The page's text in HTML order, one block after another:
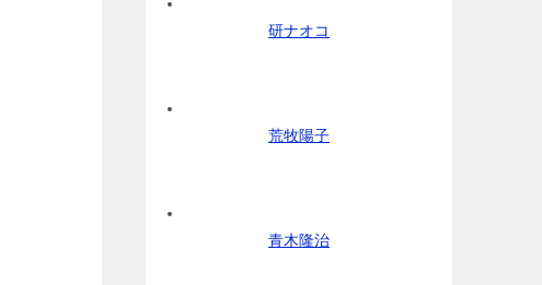
研ナオコ
荒牧陽子
青木隆治